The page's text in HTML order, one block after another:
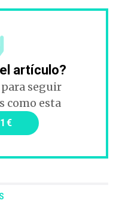
artículo?
seguir
como esta